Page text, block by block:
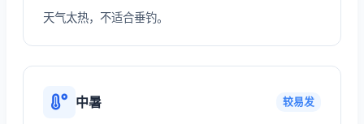
天气太热，不适合垂钓。
中暑 较易发